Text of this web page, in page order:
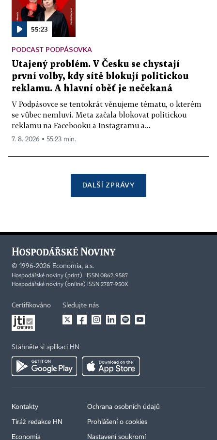
55:23
PODCAST PODPÁSOVKA
Utajený problém. V Česku se chystají
první volby, kdy sítě blokují politickou
reklamu. A hlavní oběť je nečekaná
V Podpásovce se tentokrát věnujeme tématu, o kterém
se vůbec nemluví. Meta začala blokovat politickou
reklamu na Facebooku a Instagramu a...
7. 8. 2026 ▪ 55:23 min.
DALŠÍ ZPRÁVY
© 1996-2026 Economia, a.s.
Hospodářské noviny (print) ISSN 0862-9587
Hospodářské noviny (online) ISSN 2787-950X
Certifikováno Sledujte nás
Stáhněte si aplikaci HN
Kontakty
Tiráž redakce HN
Economia
Ochrana osobních údajů
Prohlášení o cookies
Nastavení soukromí